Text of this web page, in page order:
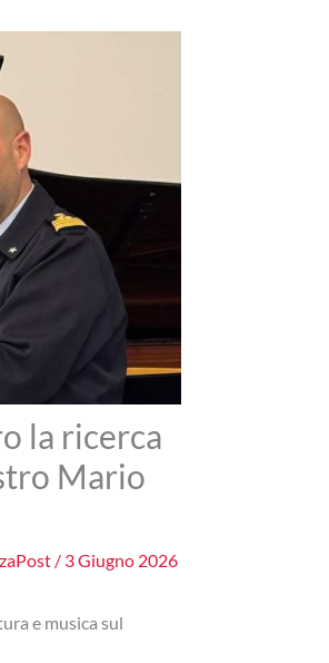
la ricerca
Mario
/ 3 Giugno 2026
e musica sul